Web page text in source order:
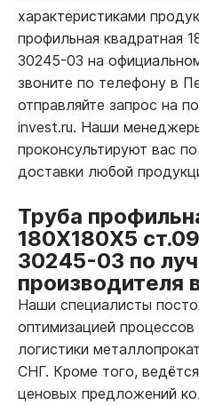
характеристиками
профильная квадратная
30245-03 на
звоните по телефону в
отправляйте запрос на
invest.ru. Наши
проконсультируют вас
доставки любой
Труба
180Х180Х5
30245-03 по
производителя
Наши специалисты
оптимизацией
логистики
СНГ. Кроме того,
ценовых предложений